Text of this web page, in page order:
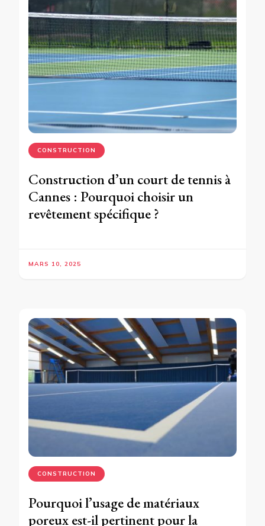
CONSTRUCTION
Construction d’un court de tennis à
Cannes : Pourquoi choisir un
revêtement spécifique ?
MARS 10, 2025
CONSTRUCTION
Pourquoi l’usage de matériaux
poreux est-il pertinent pour la